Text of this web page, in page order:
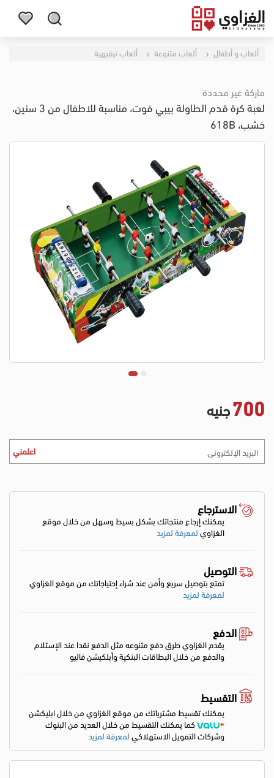
ألعاب و أطفال ألعاب متنوعة ألعاب ترفيهية
ماركة غير محددة
لعبة كرة قدم الطاولة بيبي فوت، مناسبة للاطفال من 3 سنين،
خشب، 618B
700جنيه
اعلمني
الاسترجاع
يمكنك إرجاع منتجاتك بشكل بسيط وسهل من خلال موقع
الغزاويلمعرفة لمزيد
التوصيل
تمتع بتوصيل سريع وأمن عند شراء إحتياجاتك من موقع الغزاوي
لمعرفة لمزيد
الدفع
يقدم الغزاوي طرق دفع متنوعه مثل الدفع نقدا عند الإستلام
والدفع من خلال البطاقات البنكية وأبلكيشن فاليو
التقسيط
يمكنك تقسيط مشترياتك من موقع الغزاوي من خلال ابليكشن
كما يمكنك التقسيط من خلال العديد من البنوك
وشركات التمويل الاستهلاكيلمعرفة لمزيد